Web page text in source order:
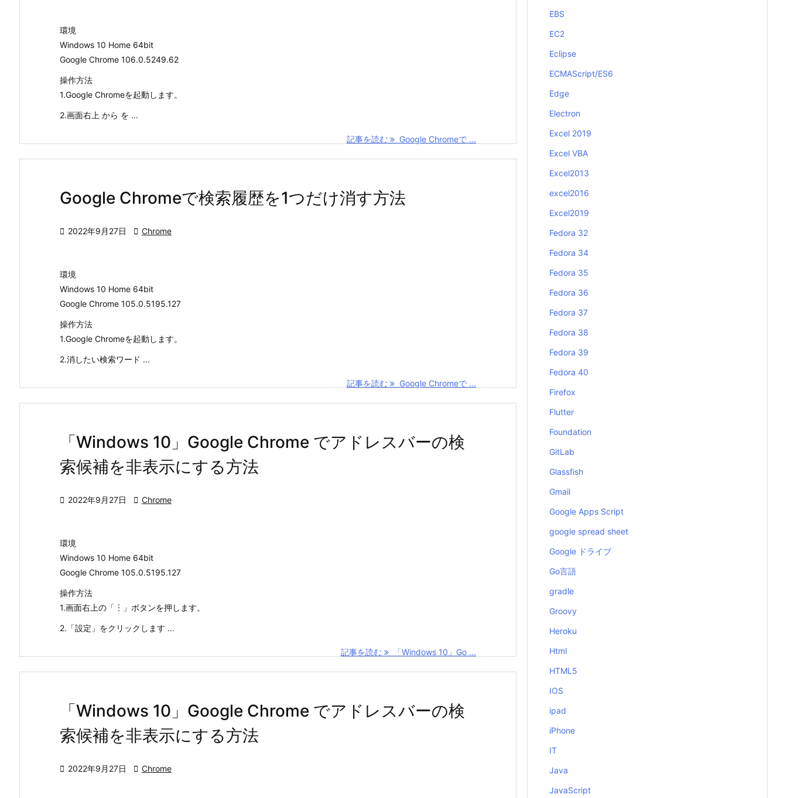
環境
Windows 10 Home 64bit
Google Chrome 106.0.5249.62
操作方法
1.Google Chromeを起動します。
2.画面右上 から を ...
記事を読む Google Chromeで ...
Google Chromeで検索履歴を1つだけ消す方法
 2022年9月27日  Chrome
環境
Windows 10 Home 64bit
Google Chrome 105.0.5195.127
操作方法
1.Google Chromeを起動します。
2.消したい検索ワード ...
記事を読む Google Chromeで ...
「Windows 10」Google Chrome でアドレスバーの検
索候補を非表示にする方法
 2022年9月27日  Chrome
環境
Windows 10 Home 64bit
Google Chrome 105.0.5195.127
操作方法
1.画面右上の「︙」ボタンを押します。
2.「設定」をクリックします ...
記事を読む 「Windows 10」Go ...
「Windows 10」Google Chrome でアドレスバーの検
索候補を非表示にする方法
 2022年9月27日  Chrome
EBS
EC2
Eclipse
ECMAScript/ES6
Edge
Electron
Excel 2019
Excel VBA
Excel2013
excel2016
Excel2019
Fedora 32
Fedora 34
Fedora 35
Fedora 36
Fedora 37
Fedora 38
Fedora 39
Fedora 40
Firefox
Flutter
Foundation
GitLab
Glassfish
Gmail
Google Apps Script
google spread sheet
Google ドライブ
Go言語
gradle
Groovy
Heroku
Html
HTML5
IOS
ipad
iPhone
IT
Java
JavaScript